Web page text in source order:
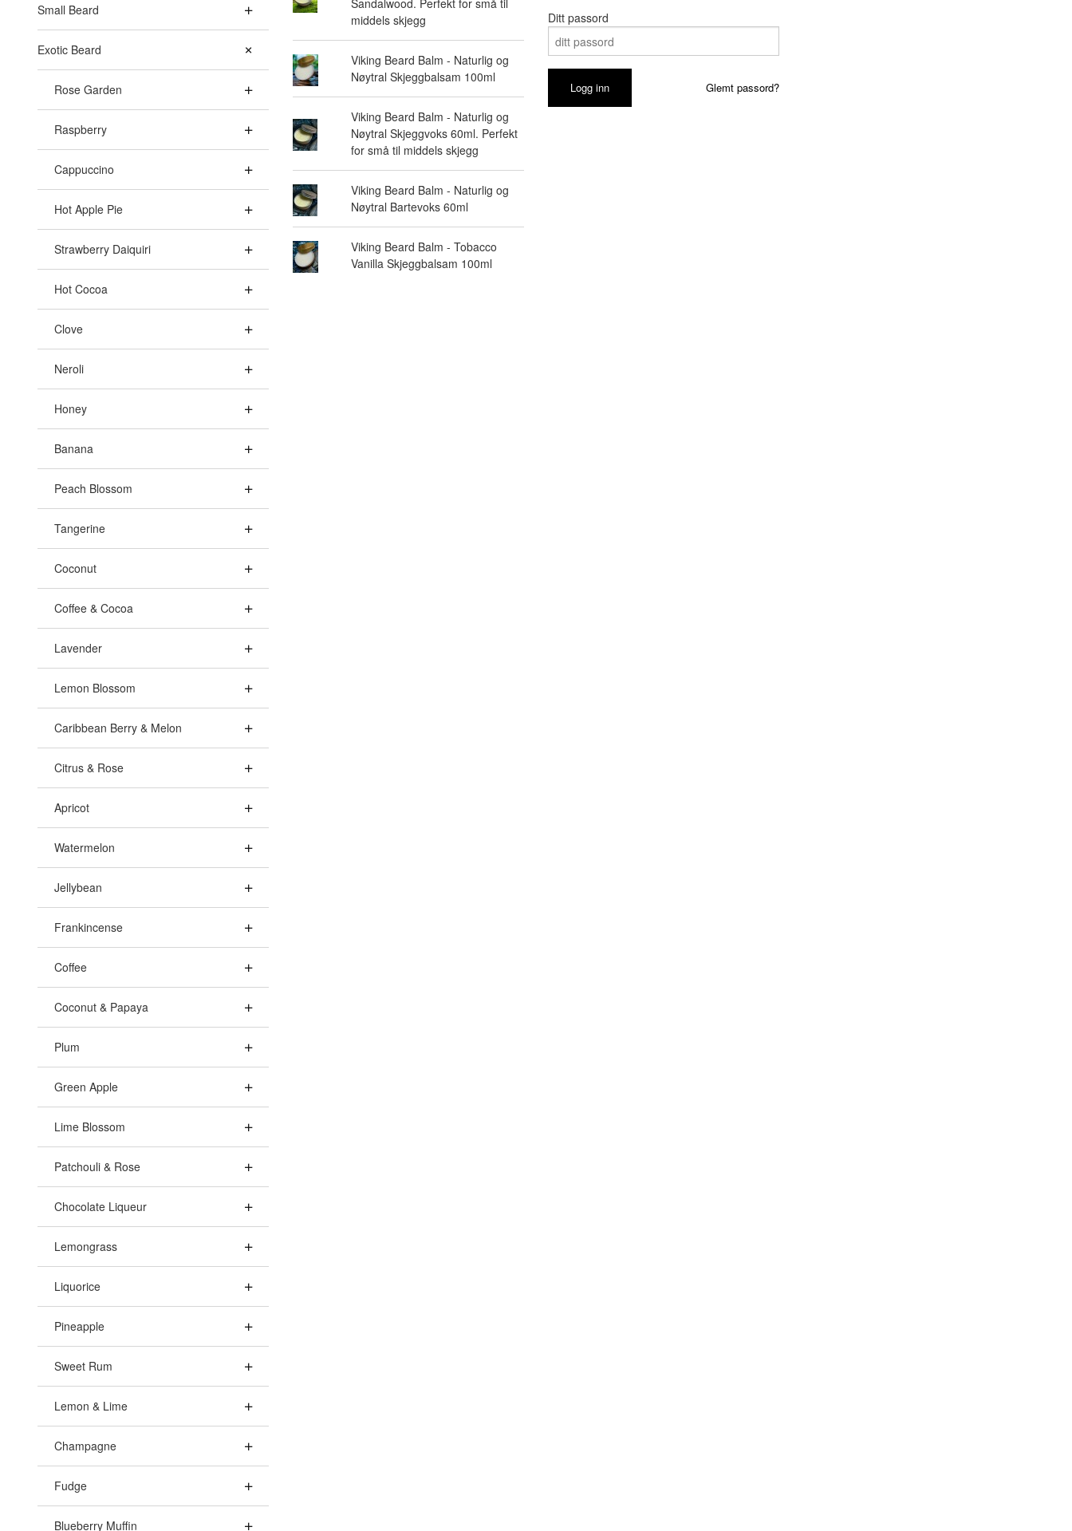
Small Beard
Exotic Beard
Rose Garden
Raspberry
Cappuccino
Hot Apple Pie
Strawberry Daiquiri
Hot Cocoa
Clove
Neroli
Honey
Banana
Peach Blossom
Tangerine
Coconut
Coffee & Cocoa
Lavender
Lemon Blossom
Caribbean Berry & Melon
Citrus & Rose
Apricot
Watermelon
Jellybean
Frankincense
Coffee
Coconut & Papaya
Plum
Green Apple
Lime Blossom
Patchouli & Rose
Chocolate Liqueur
Lemongrass
Liquorice
Pineapple
Sweet Rum
Lemon & Lime
Champagne
Fudge
Blueberry Muffin
Sandalwood. Perfekt for små til
middels skjegg
Viking Beard Balm - Naturlig og
Nøytral Skjeggbalsam 100ml
Viking Beard Balm - Naturlig og
Nøytral Skjeggvoks 60ml. Perfekt
for små til middels skjegg
Viking Beard Balm - Naturlig og
Nøytral Bartevoks 60ml
Viking Beard Balm - Tobacco
Vanilla Skjeggbalsam 100ml
Ditt passord
Glemt passord?